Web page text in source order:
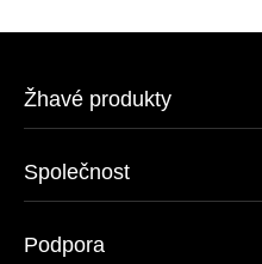
Žhavé produkty
Společnost
Podpora